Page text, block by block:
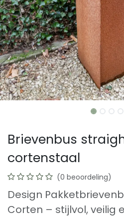
Brievenbus
cortenstaal
(0 beoordeling)
Design
Corten – stijlvol, veilig